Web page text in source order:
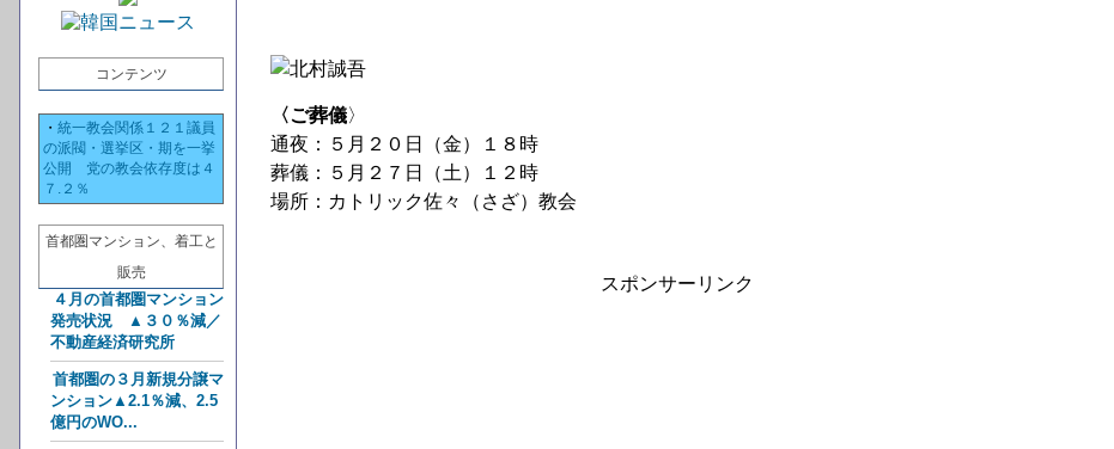
コンテンツ
・ 統一教会関係１２１議員
の派閥・選挙区・期を一挙
公開 党の教会依存度は４
７.２％
首都圏マンション、着工と
販売
４月の首都圏マンション
発売状況 ▲３０％減／
不動産経済研究所
首都圏の３月新規分譲マ
ンション▲2.1％減、2.5
億円のWO...
〈ご葬儀〉
通夜：５月２０日（金）１８時
葬儀：５月２７日（土）１２時
場所：カトリック佐々（さざ）教会
スポンサーリンク